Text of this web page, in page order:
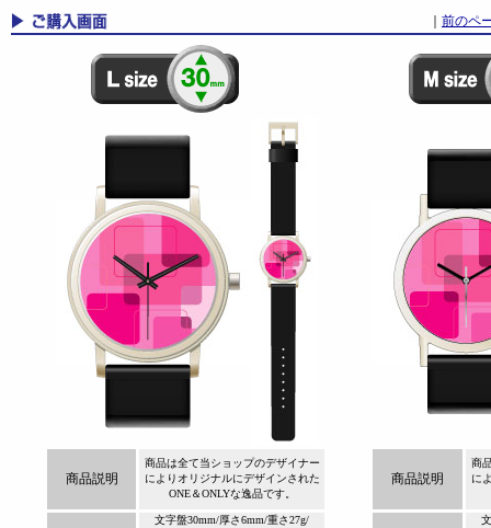
前のペ
商品説明
商品は全て当ショップのデザイナー
によりオリジナルにデザインされた
ONE＆ONLYな逸品です。
商品説明
商
に
文字盤30mm/厚さ6mm/重さ27g/